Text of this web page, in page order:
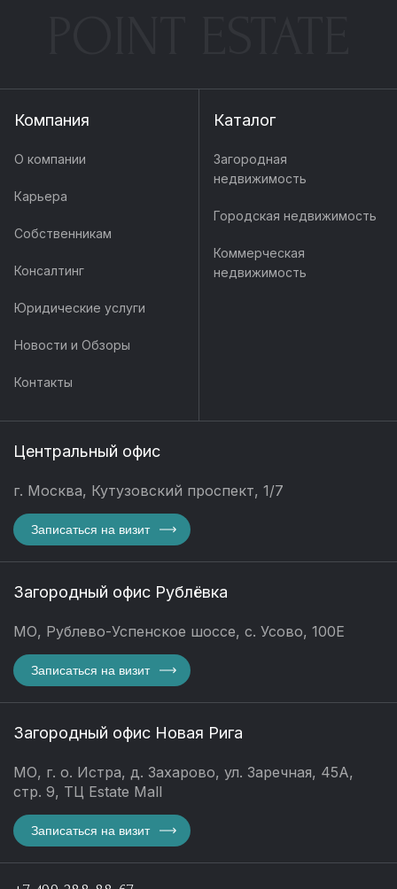
Компания
О компании
Карьера
Собственникам
Консалтинг
Юридические услуги
Новости и Обзоры
Контакты
Каталог
Загородная
недвижимость
Городская недвижимость
Коммерческая
недвижимость
Центральный офис
г. Москва, Кутузовский проспект, 1/7
Записаться на визит
Загородный офис Рублёвка
МО, Рублево-Успенское шоссе, с. Усово, 100Е
Записаться на визит
Загородный офис Новая Рига
МО, г. о. Истра, д. Захарово, ул. Заречная, 45А,
стр. 9, ТЦ Estate Mall
Записаться на визит